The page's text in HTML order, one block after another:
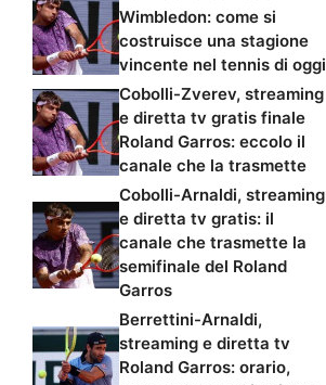
Wimbledon: come si
costruisce una stagione
vincente nel tennis di oggi
Cobolli-Zverev, streaming
e diretta tv gratis finale
Roland Garros: eccolo il
canale che la trasmette
Cobolli-Arnaldi, streaming
e diretta tv gratis: il
canale che trasmette la
semifinale del Roland
Garros
Berrettini-Arnaldi,
streaming e diretta tv
Roland Garros: orario,